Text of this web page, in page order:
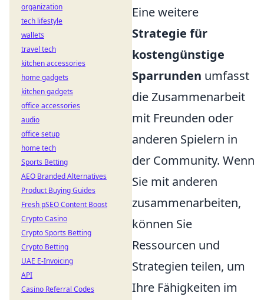
Eine weitere
Strategie für
kostengünstige
Sparrunden umfasst
die Zusammenarbeit
mit Freunden oder
anderen Spielern in
der Community. Wenn
Sie mit anderen
zusammenarbeiten,
können Sie
Ressourcen und
Strategien teilen, um
Ihre Fähigkeiten im
organization
tech lifestyle
wallets
travel tech
kitchen accessories
home gadgets
kitchen gadgets
office accessories
audio
office setup
home tech
Sports Betting
AEO Branded Alternatives
Product Buying Guides
Fresh pSEO Content Boost
Crypto Casino
Crypto Sports Betting
Crypto Betting
UAE E-Invoicing
API
Casino Referral Codes